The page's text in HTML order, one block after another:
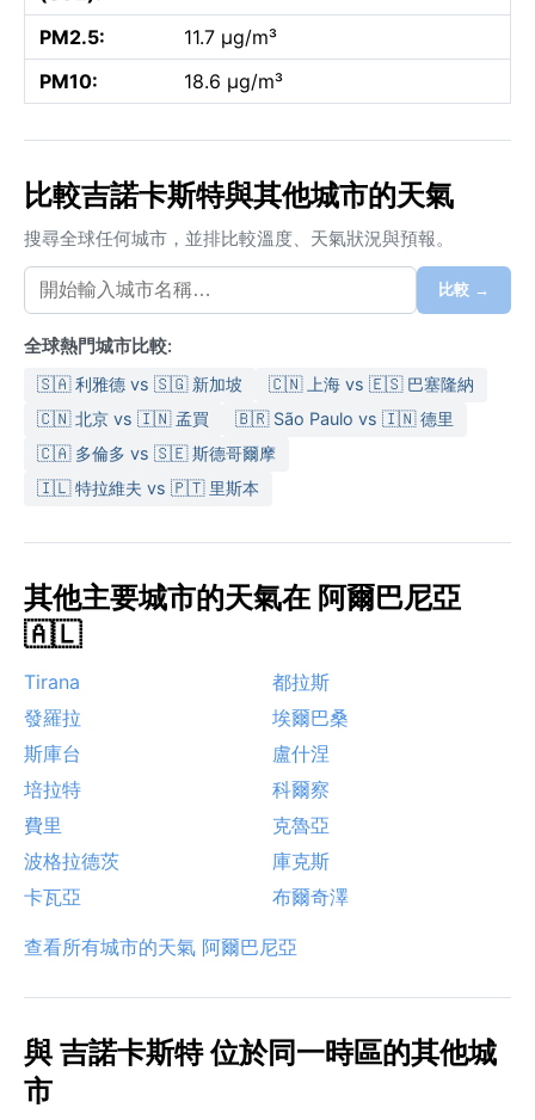
PM2.5:
11.7 µg/m³
PM10:
18.6 µg/m³
比較吉諾卡斯特與其他城市的天氣
搜尋全球任何城市，並排比較溫度、天氣狀況與預報。
比較 →
全球熱門城市比較:
🇸🇦 利雅德 vs 🇸🇬 新加坡
🇨🇳 上海 vs 🇪🇸 巴塞隆納
🇨🇳 北京 vs 🇮🇳 孟買
🇧🇷 São Paulo vs 🇮🇳 德里
🇨🇦 多倫多 vs 🇸🇪 斯德哥爾摩
🇮🇱 特拉維夫 vs 🇵🇹 里斯本
其他主要城市的天氣在 阿爾巴尼亞
🇦🇱
Tirana
都拉斯
發羅拉
埃爾巴桑
斯庫台
盧什涅
培拉特
科爾察
費里
克魯亞
波格拉德茨
庫克斯
卡瓦亞
布爾奇澤
查看所有城市的天氣 阿爾巴尼亞
與 吉諾卡斯特 位於同一時區的其他城
市